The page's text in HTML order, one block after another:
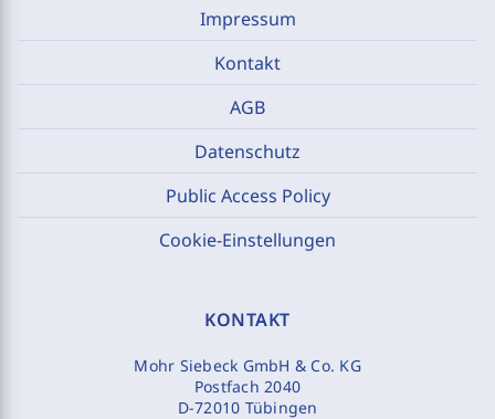
Impressum
Kontakt
AGB
Datenschutz
Public Access Policy
Cookie-Einstellungen
KONTAKT
Mohr Siebeck GmbH & Co. KG
Postfach 2040
D-72010 Tübingen